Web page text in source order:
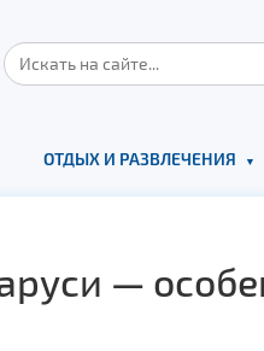
ОТДЫХ И РАЗВЛЕЧЕНИЯ
—